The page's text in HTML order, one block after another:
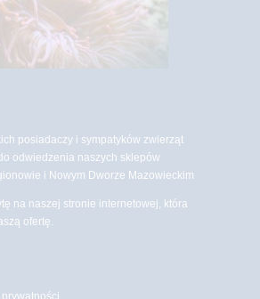
posiadaczy i sympatyków zwierząt
odwiedzenia naszych sklepów
i Nowym Dworze Mazowieckim
na naszej stronie internetowej, która
ofertę.